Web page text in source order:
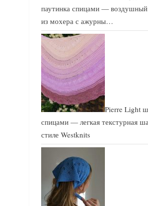
паутинка спицами — воздушный
из мохера с ажурны…
Pierre Light
спицами — легкая текстурная
стиле Westknits